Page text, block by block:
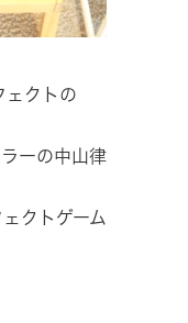
クトの
ーの中山律
クトゲーム